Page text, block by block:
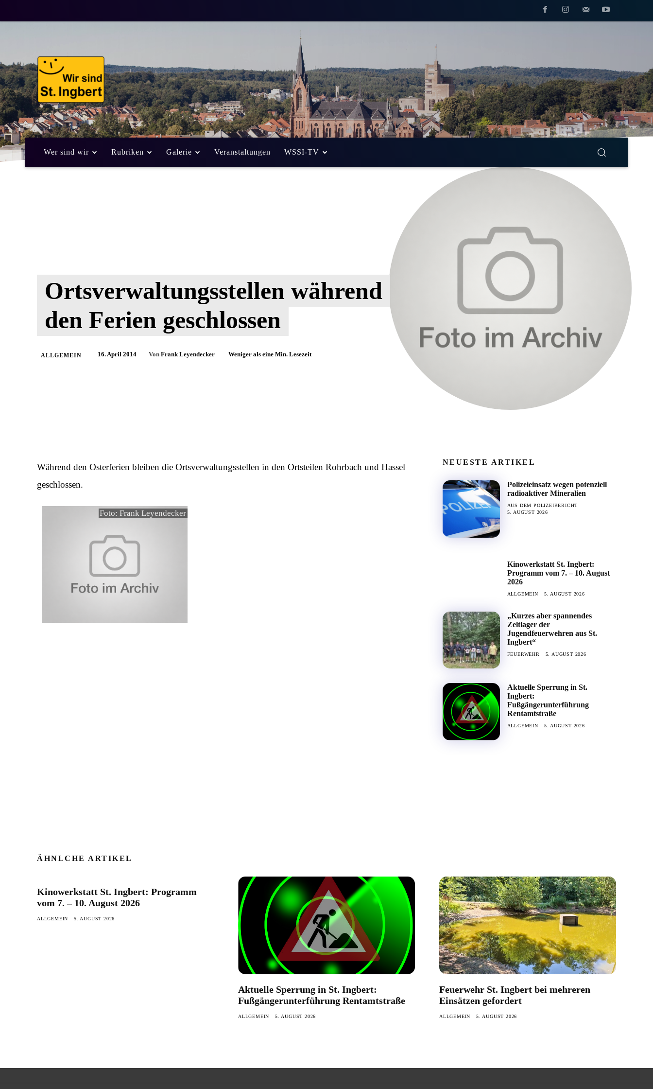
Wer sind wir Rubriken Galerie Veranstaltungen WSSI-TV
Ortsverwaltungsstellen während
den Ferien geschlossen
ALLGEMEIN 16. April 2014 Von Frank Leyendecker Weniger als eine Min. Lesezeit
Während den Osterferien bleiben die Ortsverwaltungsstellen in den Ortsteilen Rohrbach und Hassel
geschlossen.
Foto: Frank Leyendecker
NEUESTE ARTIKEL
Polizeieinsatz wegen potenziell
radioaktiver Mineralien
AUS DEM POLIZEIBERICHT
5. AUGUST 2026
Kinowerkstatt St. Ingbert:
Programm vom 7. – 10. August
2026
ALLGEMEIN 5. AUGUST 2026
„Kurzes aber spannendes
Zeltlager der
Jugendfeuerwehren aus St.
Ingbert“
FEUERWEHR 5. AUGUST 2026
Aktuelle Sperrung in St.
Ingbert:
Fußgängerunterführung
Rentamtstraße
ALLGEMEIN 5. AUGUST 2026
ÄHNLCHE ARTIKEL
Kinowerkstatt St. Ingbert: Programm
vom 7. – 10. August 2026
ALLGEMEIN 5. AUGUST 2026
Aktuelle Sperrung in St. Ingbert:
Fußgängerunterführung Rentamtstraße
ALLGEMEIN 5. AUGUST 2026
Feuerwehr St. Ingbert bei mehreren
Einsätzen gefordert
ALLGEMEIN 5. AUGUST 2026